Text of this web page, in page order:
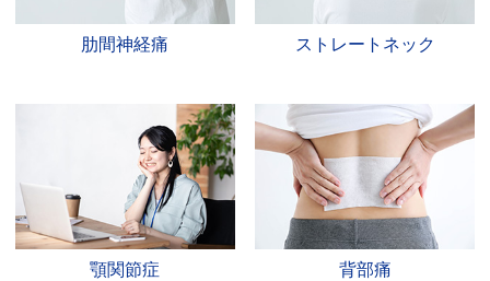
肋間神経痛 ストレートネック
顎関節症 背部痛